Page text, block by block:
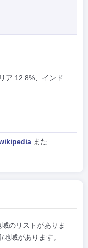
ア 12.8%、インド
また
のリストがありま
域があります。